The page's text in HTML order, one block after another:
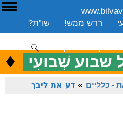
שו”ת?
חדש ממש!
שיעורים שבועי
ספרים
סקירה כללית
ENGLISH
שבוע שְׁבוּעִי ♦
- כלליים » דע את ליבך